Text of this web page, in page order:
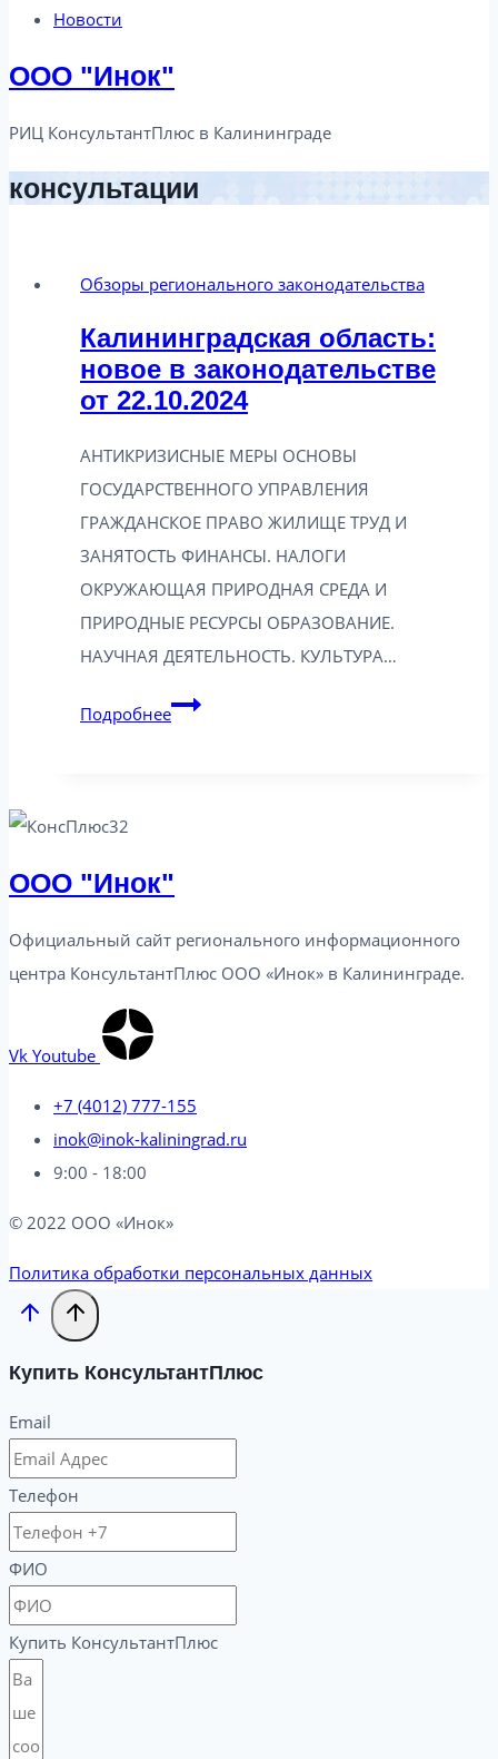
Новости
ООО "Инок"
РИЦ КонсультантПлюс в Калининграде​
консультации
Обзоры регионального законодательства
Калининградская область:
новое в законодательстве
от 22.10.2024
АНТИКРИЗИСНЫЕ МЕРЫ ОСНОВЫ
ГОСУДАРСТВЕННОГО УПРАВЛЕНИЯ
ГРАЖДАНСКОЕ ПРАВО ЖИЛИЩЕ ТРУД И
ЗАНЯТОСТЬ ФИНАНСЫ. НАЛОГИ
ОКРУЖАЮЩАЯ ПРИРОДНАЯ СРЕДА И
ПРИРОДНЫЕ РЕСУРСЫ ОБРАЗОВАНИЕ.
НАУЧНАЯ ДЕЯТЕЛЬНОСТЬ. КУЛЬТУРА…
ПодробнееКалининградская
от
ООО "Инок"
Официальный сайт регионального информационного
центра КонсультантПлюс ООО «Инок» в Калининграде​.
Vk Youtube
+7 (4012) 777-155
inok@inok-kaliningrad.ru
9:00 - 18:00
© 2022 ООО «Инок»
Политика обработки персональных данных
Купить КонсультантПлюс
Email
Телефон
ФИО
Купить КонсультантПлюс